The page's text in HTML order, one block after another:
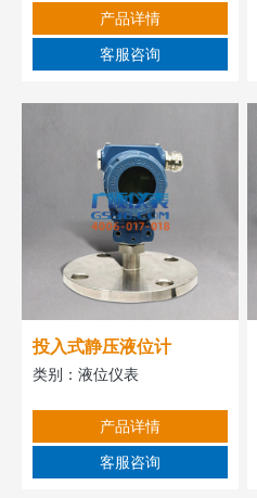
产品详情
客服咨询
投入式静压液位计
类别： 液位仪表
产品详情
客服咨询